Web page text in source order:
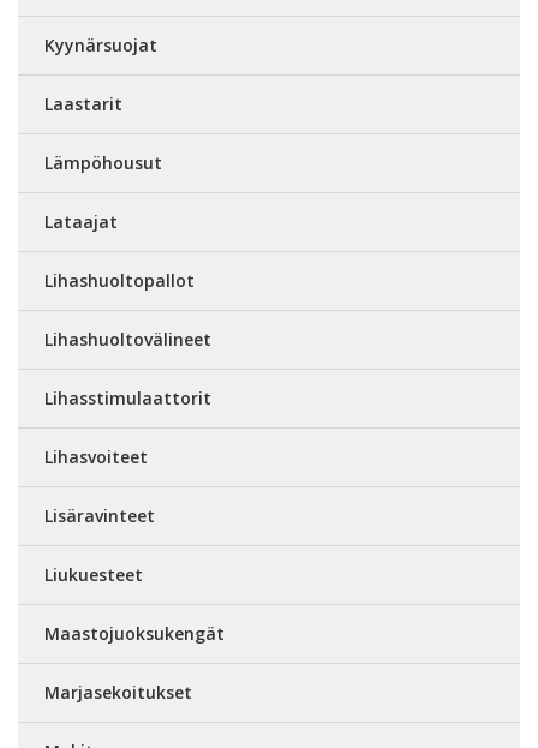
Kyynärsuojat
Laastarit
Lämpöhousut
Lataajat
Lihashuoltopallot
Lihashuoltovälineet
Lihasstimulaattorit
Lihasvoiteet
Lisäravinteet
Liukuesteet
Maastojuoksukengät
Marjasekoitukset